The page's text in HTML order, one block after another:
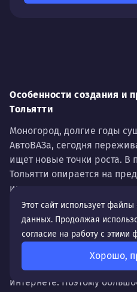
Особенности создания и
Тольятти
Моногород, долгие годы
АвтоВАЗа, сегодня
ищет новые точки роста. В
Тольятти опирается на
инициативу, инновации и
Деловой ритм города
промышленные гиганты,
понимаем, что сегодня
становится использование
инструментов
интернете. Поэтому
Этот сайт использует
данных. Продолжая
согласие на работу с этими
Хорошо,